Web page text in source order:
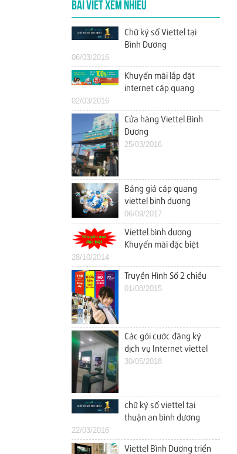
BÀI VIẾT XEM NHIỀU
Chữ ký số Viettel tại
Bình Dương
06/03/2016
Khuyến mãi lắp đặt
internet cáp quang
Bình Dương
02/03/2016
Cửa hàng Viettel Bình
Dương
25/03/2016
Bảng giá cáp quang
viettel binh dương
06/09/2017
Viettel bình dương
Khuyến mãi đặc biệt
trong tháng 10
28/10/2014
Truyền Hình Số 2 chiều
01/08/2015
Các gói cước đăng ký
dịch vụ Internet viettel
thuận an
30/05/2018
chữ ký số viettel tại
thuận an bình dương
22/03/2016
Viettel Bình Dương triển